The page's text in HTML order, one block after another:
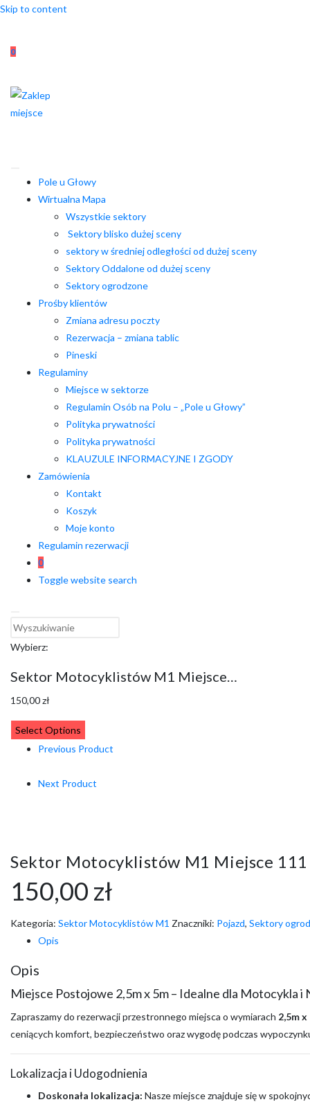
Skip to content
0
Pole u Głowy
Wirtualna Mapa
Wszystkie sektory
Sektory blisko dużej sceny
sektory w średniej odległości od dużej sceny
Sektory Oddalone od dużej sceny
Sektory ogrodzone
Prośby klientów
Zmiana adresu poczty
Rezerwacja – zmiana tablic
Pineski
Regulaminy
Miejsce w sektorze
Regulamin Osób na Polu – „Pole u Głowy”
Polityka prywatności
Polityka prywatności
KLAUZULE INFORMACYJNE I ZGODY
Zamówienia
Kontakt
Koszyk
Moje konto
Regulamin rezerwacji
0
Toggle website search
Wybierz:
Sektor Motocyklistów M1 Miejsce…
150,00zł
Select Options
Previous Product
Next Product
Sektor Motocyklistów M1 Miejsce
150,00 zł
Kategoria: Sektor Motocyklistów M1 Znaczniki: Pojazd, Sektory
Opis
Opis
Miejsce Postojowe 2,5m x 5m – Idealne dla Motocykla i
Zapraszamy do rezerwacji przestronnego miejsca o wymiarach 2,5m x
ceniących komfort, bezpieczeństwo oraz wygodę podczas
Lokalizacja i Udogodnienia
Doskonała lokalizacja: Nasze miejsce znajduje się w